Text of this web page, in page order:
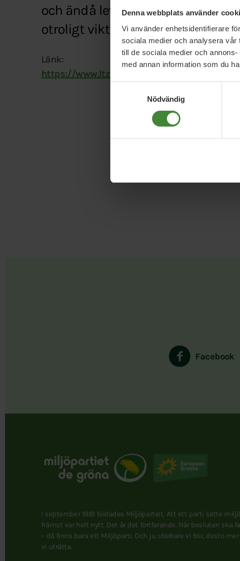
Denna webbplats använder
Vi använder enhetsidentifierare
sociala medier och analysera vår
till de sociala medier och
med annan information som du
Nödvändig
och ändå leva klimatsmart. För
otroligt viktig del i vägen till ett
Länk:
https://www.ltz.se/jamtland/nattag-till-
Facebook
I september 1981 bildades Miljöpartiet. Att ett parti satte
främst var helt nytt. Det är det fortfarande. När besluten ska
– då finns bara ett Miljöparti. Och ju starkare vi blir, desto mer
vi uträtta.